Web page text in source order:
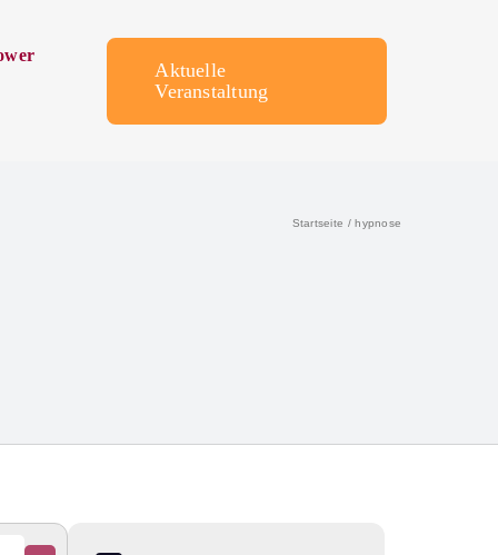
Aktuelle
Veranstaltung
Startseite hypnose